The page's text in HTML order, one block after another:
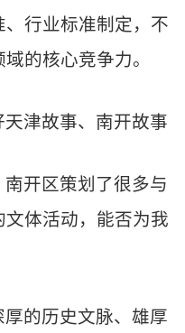
行业标准制定，不
的核心竞争力。
津故事、南开故事
开区策划了很多与
体活动，能否为我
的历史文脉、雄厚